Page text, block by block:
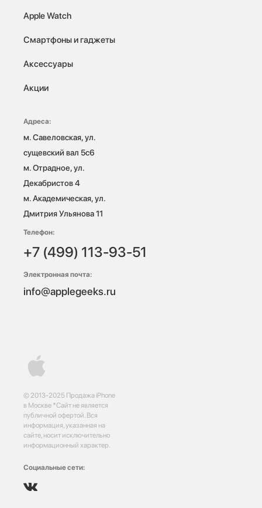
© 2013-2025 Продажа iPhone
в Москве *Сайт не является
публичной офертой. Вся
информация, указанная на
сайте, носит исключительно
информационный характер.
Социальные сети:
Apple Watch
Смартфоны и гаджеты
Аксессуары
Акции
Адреса:
м. Савеловская, ул.
сущевский вал 5с6
м. Отрадное, ул.
Декабристов 4
м. Академическая, ул.
Дмитрия Ульянова 11
Телефон:
+7 (499) 113-93-51
Электронная почта:
info@applegeeks.ru